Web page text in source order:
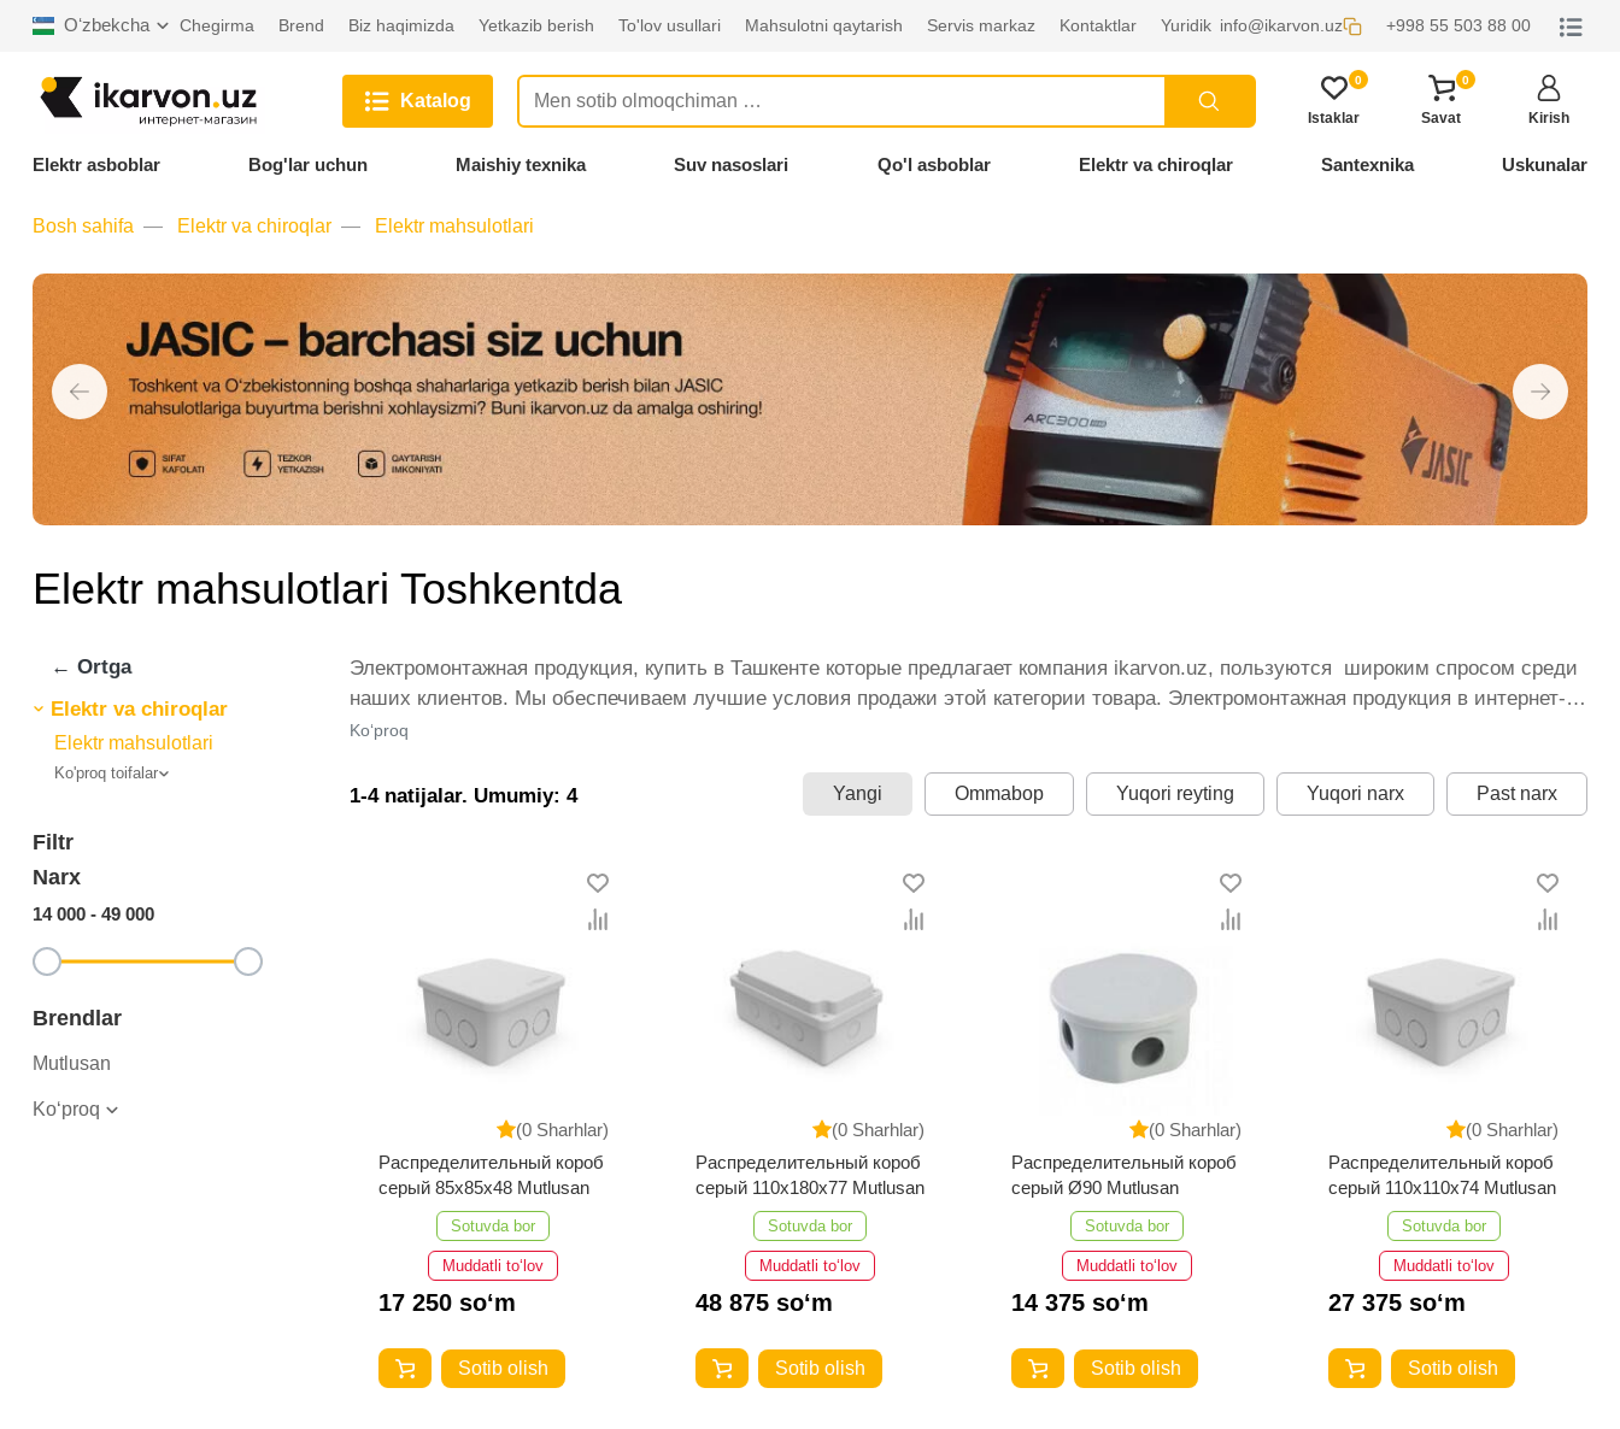
Oʻzbekcha Chegirma Brend Biz haqimizda Yetkazib berish To'lov usullari Mahsulotni qaytarish Servis markaz Kontaktlar Yuridik info@ikarvon.uz +998 55 503 88 00
Katalog
0
Istaklar
0
Savat Kirish
Elektr asboblar Bog'lar uchun Maishiy texnika Suv nasoslari Qo'l asboblar Elektr va chiroqlar Santexnika Uskunalar
Bosh sahifa Elektr va chiroqlar Elektr mahsulotlari
Elektr mahsulotlari Toshkentda
← Ortga
Elektr va chiroqlar
Elektr mahsulotlari
Ko'proq toifalar
Filtr
Narx
14 000 - 49 000
Brendlar
Mutlusan
Ko‘proq
Электромонтажная продукция, купить в Ташкенте которые предлагает компания ikarvon.uz, пользуются широким спросом среди
наших клиентов. Мы обеспечиваем лучшие условия продажи этой категории товара. Электромонтажная продукция в интернет-
магазине представлены ведущими производителями и брендами, список которых постоянно расширяется. Мы доставляем
продукция от ikarvon.uz — это самый широкий диапазон цен. Причем здесь представлена оптимальная цена для каждой
позиции из категории Электромонтажная продукция.
Ko‘proq
1-4 natijalar. Umumiy: 4 Yangi Ommabop Yuqori reyting Yuqori narx Past narx
(0 Sharhlar)
Распределительный короб
серый 85х85х48 Mutlusan
Sotuvda bor
Muddatli to‘lov
17 250 so‘m
Sotib olish
(0 Sharhlar)
Распределительный короб
серый 110х180х77 Mutlusan
Sotuvda bor
Muddatli to‘lov
48 875 so‘m
Sotib olish
(0 Sharhlar)
Распределительный короб
серый Ø90 Mutlusan
Sotuvda bor
Muddatli to‘lov
14 375 so‘m
Sotib olish
(0 Sharhlar)
Распределительный короб
серый 110х110х74 Mutlusan
Sotuvda bor
Muddatli to‘lov
27 375 so‘m
Sotib olish